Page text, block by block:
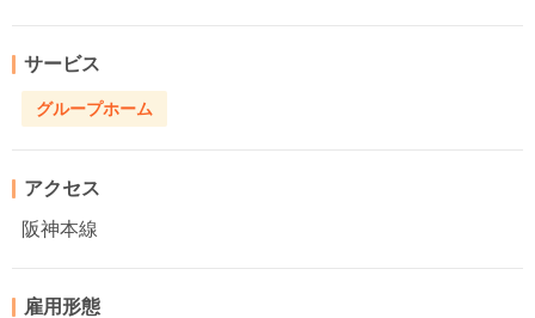
サービス
グループホーム
アクセス
阪神本線
雇用形態